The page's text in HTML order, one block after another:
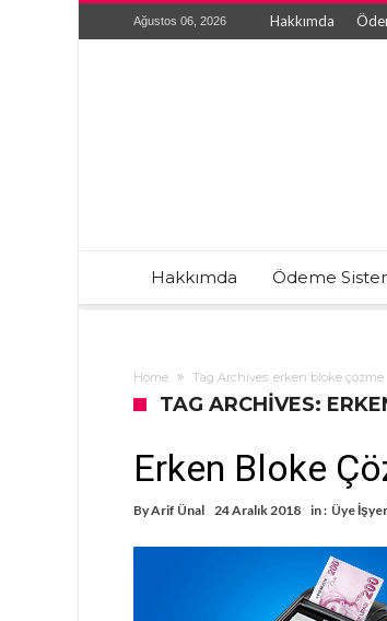
Ağustos 06, 2026 Hakkımda
Hakkımda Ödeme
Home Tag Archives: erken bloke çözme
TAG ARCHIVES:
Erken Bloke
ByArif Ünal 24 Aralık 2018 in : Üye